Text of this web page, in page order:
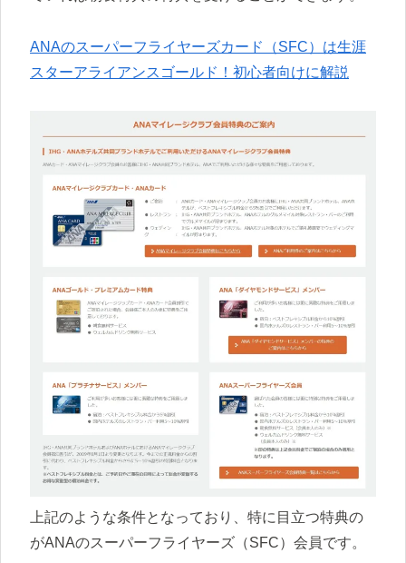
ANAのスーパーフライヤーズカード（SFC）は生涯
スターアライアンスゴールド！初心者向けに解説
上記のような条件となっており、特に目立つ特典の
がANAのスーパーフライヤーズ（SFC）会員です。